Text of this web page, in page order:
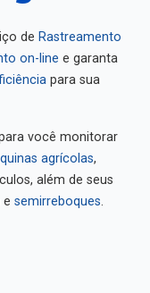
de Rastreamento
on-line e garanta
para sua
você monitorar
agrícolas,
além de seus
e semirreboques.